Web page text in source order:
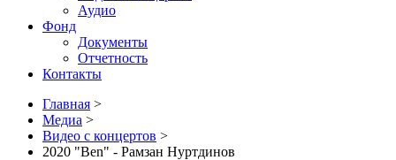
Аудио
Фонд
Документы
Отчетность
Контакты
Главная >
Медиа >
Видео с концертов >
2020 "Ben" - Рамзан Нуртдинов